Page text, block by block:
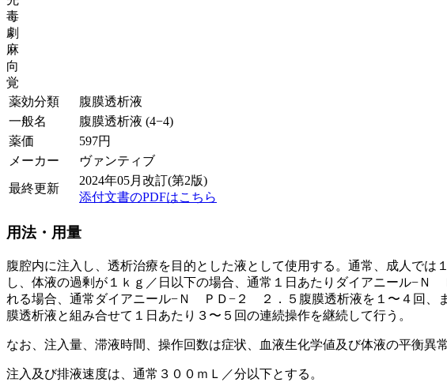
毒
劇
麻
向
覚
薬効分類
腹膜透析液
一般名
腹膜透析液 (4−4)
薬価
597円
メーカー
ヴァンティブ
最終更新
2024年05月改訂(第2版)
添付文書のPDFはこちら
用法・用量
腹腔内に注入し、透析治療を目的とした液として使用する。通常、成人で
し、体液の過剰が１ｋｇ／日以下の場合、通常１日あたりダイアニール−
れる場合、通常ダイアニール−Ｎ ＰＤ−２ ２．５腹膜透析液を１〜４回
膜透析液と組み合せて１日あたり３〜５回の連続操作を継続して行う。
なお、注入量、滞液時間、操作回数は症状、血液生化学値及び体液の平衡異
注入及び排液速度は、通常３００ｍＬ／分以下とする。